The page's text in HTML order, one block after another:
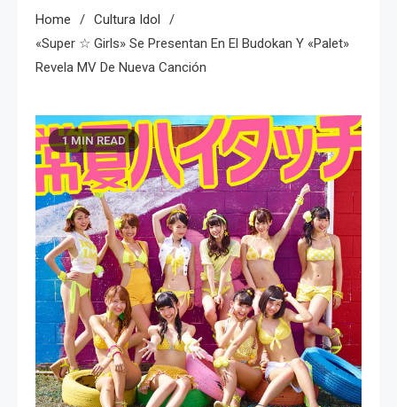
Home
Cultura Idol
«Super ☆ Girls» Se Presentan En El Budokan Y «Palet»
Revela MV De Nueva Canción
1 MIN READ